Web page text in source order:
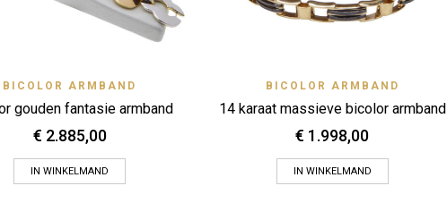
Zet op verlanglijstje Quick View
BICOLOR ARMBAND
gouden fantasie armband
€ 2.885,00
IN WINKELMAND
Zet op verlanglijstje Quick View
BICOLOR ARMBAND
14 karaat massieve bicolor armband
€ 1.998,00
IN WINKELMAND